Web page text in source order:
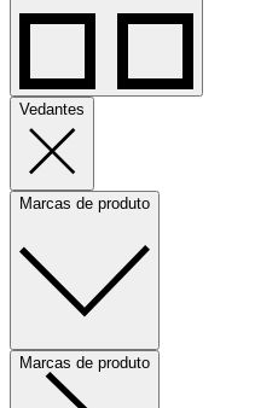
Vedantes
Marcas de produto
Marcas de produto